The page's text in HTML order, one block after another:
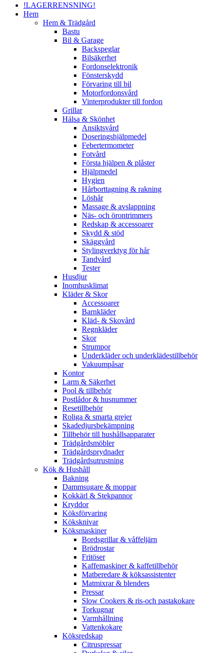
!LAGERRENSNING!
Hem
Hem & Trädgård
Bastu
Bil & Garage
Backspeglar
Bilsäkerhet
Fordonselektronik
Fönsterskydd
Förvaring till bil
Motorfordonsvård
Vinterprodukter till fordon
Grillar
Hälsa & Skönhet
Ansiktsvård
Doseringshjälpmedel
Febertermometer
Fotvård
Första hjälpen & plåster
Hjälpmedel
Hygien
Hårborttagning & rakning
Löshår
Massage & avslappning
Näs- och örontrimmers
Redskap & accessoarer
Skydd & stöd
Skäggvård
Stylingverktyg för hår
Tandvård
Tester
Husdjur
Inomhusklimat
Kläder & Skor
Accessoarer
Barnkläder
Kläd- & Skovård
Regnkläder
Skor
Strumpor
Underkläder och underklädestillbehör
Vakuumpåsar
Kontor
Larm & Säkerhet
Pool & tillbehör
Postlådor & husnummer
Resetillbehör
Roliga & smarta grejer
Skadedjursbekämpning
Tillbehör till hushållsapparater
Trädgårdsmöbler
Trädgårdsprydnader
Trädgårdsutrustning
Kök & Hushåll
Bakning
Dammsugare & moppar
Kokkärl & Stekpannor
Kryddor
Köksförvaring
Köksknivar
Köksmaskiner
Bordsgrillar & våffeljärn
Brödrostar
Fritöser
Kaffemaskiner & kaffetillbehör
Matberedare & köksassistenter
Matmixrar & blenders
Pressar
Slow Cookers & ris-och pastakokare
Torkugnar
Varmhållning
Vattenkokare
Köksredskap
Citruspressar